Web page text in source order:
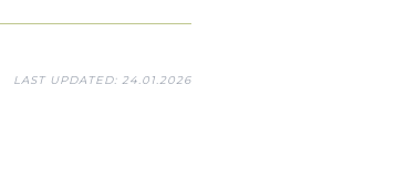
LAST UPDATED: 24.01.2026